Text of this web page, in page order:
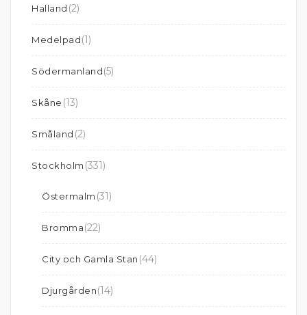
Halland (2)
Medelpad(1)
Södermanland(5)
Skåne (13)
Småland (2)
Stockholm (331)
Östermalm (31)
Bromma(22)
City och Gamla Stan (44)
Djurgården(14)